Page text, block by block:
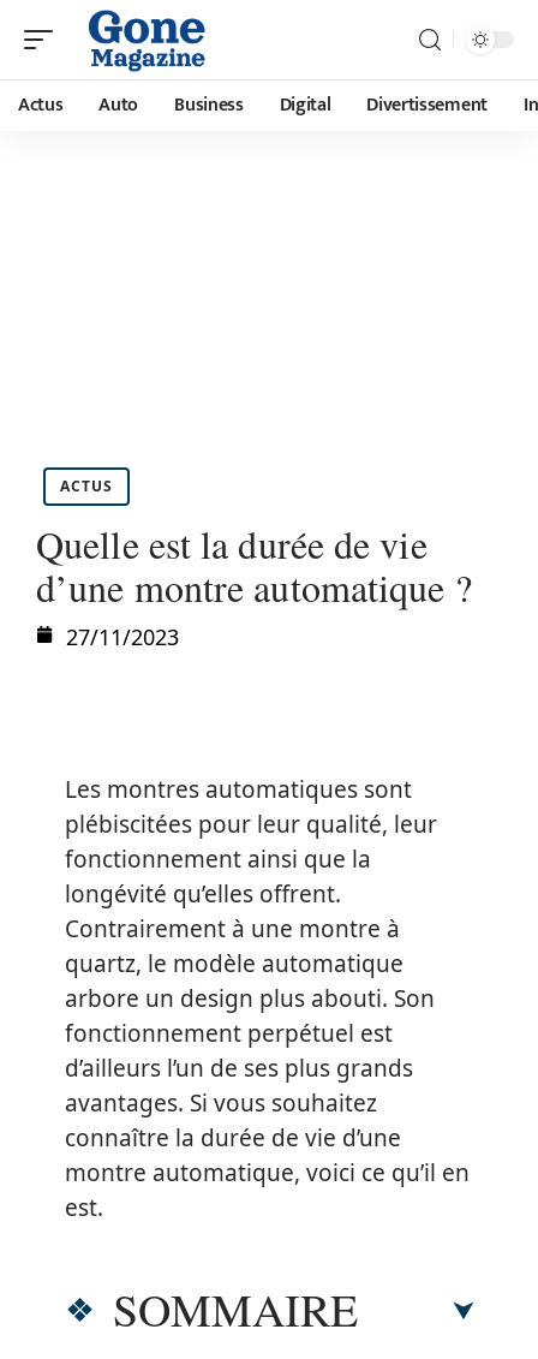
Actus Auto Business Digital Divertissement
ACTUS
Quelle est la durée de vie
d’une montre automatique ?
27/11/2023
Les montres automatiques sont
plébiscitées pour leur qualité, leur
fonctionnement ainsi que la
longévité qu’elles offrent.
Contrairement à une montre à
quartz, le modèle automatique
arbore un design plus abouti. Son
fonctionnement perpétuel est
d’ailleurs l’un de ses plus grands
avantages. Si vous souhaitez
connaître la durée de vie d’une
montre automatique, voici ce qu’il en
est.
SOMMAIRE